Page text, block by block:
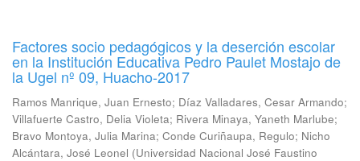
Factores socio pedagógicos y la deserción escolar
en la Institución Educativa Pedro Paulet Mostajo de
la Ugel nº 09, Huacho-2017
Ramos Manrique, Juan Ernesto; Díaz Valladares, Cesar Armando;
Villafuerte Castro, Delia Violeta; Rivera Minaya, Yaneth Marlube;
Bravo Montoya, Julia Marina; Conde Curiñaupa, Regulo; Nicho
Alcántara, José Leonel (Universidad Nacional José Faustino